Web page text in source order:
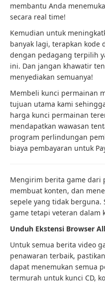
membantu Anda
secara real time!
Kemudian untuk
banyak lagi, terapkan kode
dengan pedagang terpilih
ini. Dan jangan khawatir
menyediakan semuanya!
Membeli kunci permainan
tujuan utama kami
harga kunci permainan
mendapatkan wawasan
program perlindungan
biaya pembayaran untuk
Mengirim berita game dari
membuat konten, dan
sepele yang tidak
game tetapi veteran dalam
Unduh Ekstensi Browser
Untuk semua berita video
penawaran terbaik,
dapat menemukan semua
termurah untuk kunci CD,